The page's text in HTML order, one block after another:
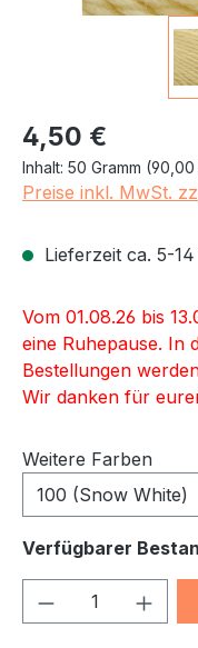
Regulärer Preis:
4,50 €
Inhalt: 50 Gramm (90,00
Preise inkl. MwSt.
Lieferzeit ca. 5-14
Vom 01.08.26 bis
eine Ruhepause. In
Bestellungen
Wir danken für
Weitere Farben
100 (Snow White)
Verfügbarer
Produkt